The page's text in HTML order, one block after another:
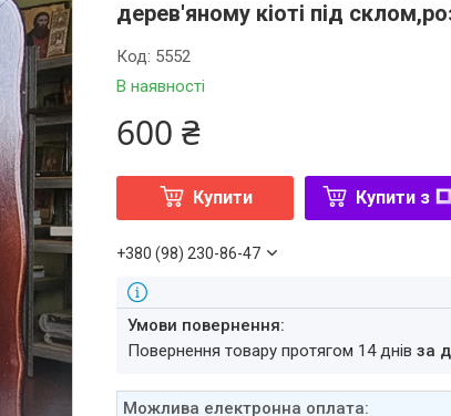
дерев'яному кіоті під
В наявності
Код: 5552
600 ₴
Купити Купити з
+380 (98) 230-86-47
повернення товару протягом 14 днівза